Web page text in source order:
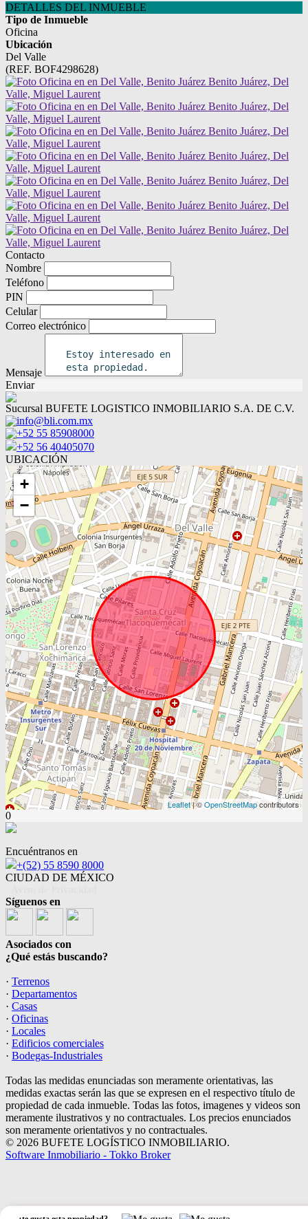
DETALLES DEL INMUEBLE
Tipo de Inmueble
Oficina
Ubicación
Del Valle
(REF. BOF4298628)
Contacto
Nombre
Teléfono
PIN
Celular
Correo electrónico
Mensaje
Enviar
Sucursal BUFETE LOGISTICO INMOBILIARIO S.A. DE C.V.
info@bli.com.mx
+52 55 85908000
+52 56 40405070
UBICACIÓN
+
−
Leaflet| ©OpenStreetMapcontributors
0
Encuéntranos en
+(52) 55 8590 8000
CIUDAD DE MÉXICO
Síguenos en
Asociados con
¿Qué estás buscando?
· Terrenos
· Departamentos
· Casas
· Oficinas
· Locales
· Edificios comerciales
· Bodegas-Industriales
Todas las medidas enunciadas son meramente orientativas, las
medidas exactas serán las que se expresen en el respectivo título de
propiedad de cada inmueble. Todas las fotos, imagenes y videos son
meramente ilustrativos y no contractuales. Los precios enunciados
son meramente orientativos y no contractuales.
© 2026 BUFETE LOGÍSTICO INMOBILIARIO.
Software Inmobiliario - Tokko Broker